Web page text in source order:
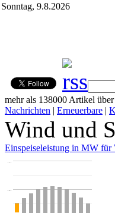
Sonntag, 9.8.2026
mehr als 138000 Artikel
Nachrichten | Erneuerbare |
Wind und
Einspeiseleistung in MW für
…
…